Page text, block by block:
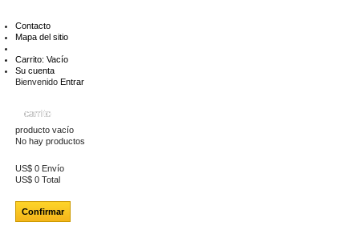
Contacto
Mapa del sitio
Carrito: Vacío
Su cuenta
Bienvenido Entrar
carrito
producto vacío
No hay productos
US$ 0 Envío
US$ 0 Total
Confirmar